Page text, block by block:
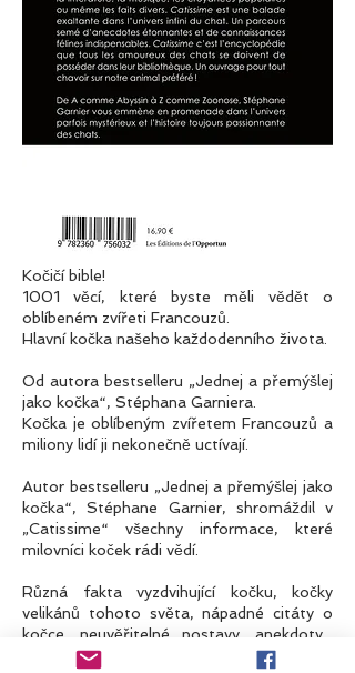
Kočičí bible!
1001 věcí, které byste měli vědět o
oblíbeném zvířeti Francouzů.
Hlavní kočka našeho každodenního života.
Od autora bestselleru „Jednej a přemýšlej
jako kočka“, Stéphana Garniera.
Kočka je oblíbeným zvířetem Francouzů a
miliony lidí ji nekonečně uctívají.
Autor bestselleru „Jednej a přemýšlej jako
kočka“, Stéphane Garnier, shromáždil v
„Catissime“ všechny informace, které
milovníci koček rádi vědí.
Různá fakta vyzdvihující kočku, kočky
velikánů tohoto světa, nápadné citáty o
kočce, neuvěřitelné postavy, anekdoty...
každá stránka této knihy je napsána ke